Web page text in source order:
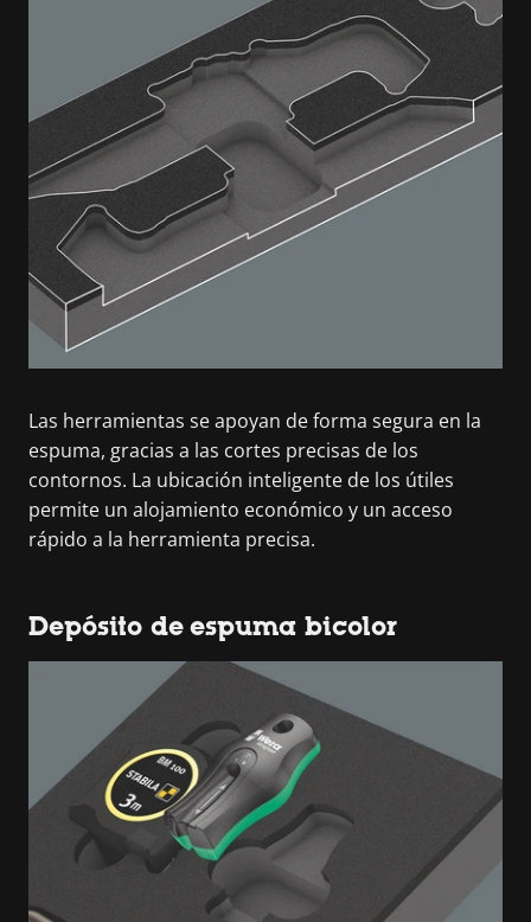
Las herramientas se apoyan de forma segura en la
espuma, gracias a las cortes precisas de los
contornos. La ubicación inteligente de los útiles
permite un alojamiento económico y un acceso
rápido a la herramienta precisa.
Depósito de espuma bicolor